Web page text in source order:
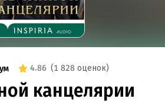
4.86 (1 828 оценок)
канцелярии